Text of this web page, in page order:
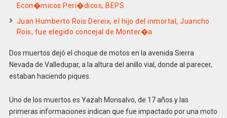
Econ�micos Peri�dicos, BEPS
Juan Humberto Rois Dereix, el hijo del inmortal, Juancho
Rois, fue elegido concejal de Monter�a
Dos muertos dejó el choque de motos en la avenida Sierra
Nevada de Valledupar, a la altura del anillo vial, donde al parecer,
estaban haciendo piques.
Uno de los muertos es Yazah Monsalvo, de 17 años y las
primeras informaciones indican que fue impactado por una moto